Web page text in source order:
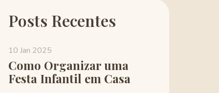
Posts Recentes
10 Jan 2025
Como Organizar uma
Festa Infantil em Casa